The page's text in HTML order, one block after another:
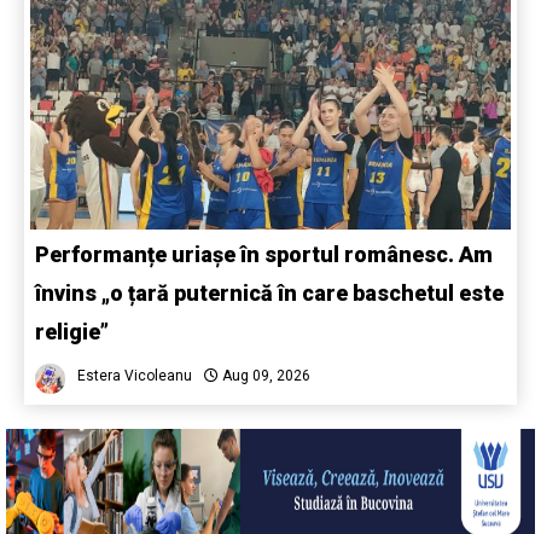
Performanțe uriașe în sportul românesc. Am
învins „o țară puternică în care baschetul este
religie”
Estera Vicoleanu Aug 09, 2026